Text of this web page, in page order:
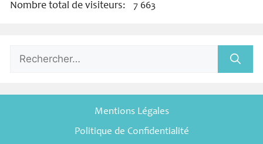
Nombre total de visiteurs: 7 663
Rechercher :
Mentions Légales
Politique de Confidentialité